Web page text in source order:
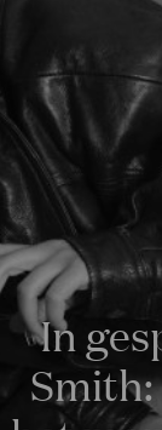
In
Smith: